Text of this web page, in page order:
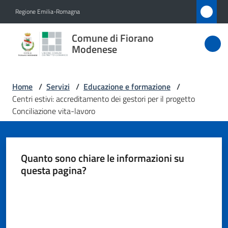
Regione Emilia-Romagna
Comune di Fiorano
Modenese
Comune
di Fiorano
Amministrazione
Novità
Servizi
Menu selezionato
Home / Servizi / Educazione e formazione /
Centri estivi: accreditamento dei gestori per il progetto
Conciliazione vita-lavoro
Quanto sono chiare le informazioni su
questa pagina?